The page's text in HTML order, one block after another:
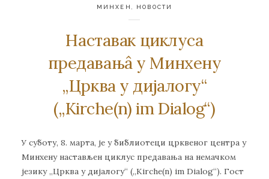
МИНХЕН НОВОСТИ
Наставак циклуса
предавањâ у Минхену
„Црква у дијалогу“
(„Kirche(n) im Dialog“)
У суботу, 8. марта, је у библиотеци црквеног центра у
Минхену настављен циклус предавања на немачком
језику „Црква у дијалогу“ („Kirche(n) im Dialog“). Гост